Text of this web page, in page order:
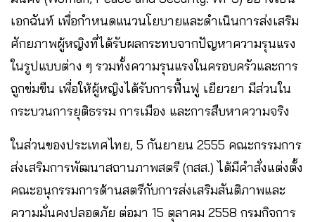
เอกฉันท์ เพื่อกำหนดแนวนโยบายและดำเนินการส่งเสริม
ศักยภาพผู้หญิงที่ได้รับผลกระทบจากปัญหาความรุนแรง
ในรูปแบบต่าง ๆ รวมทั้งความรุนแรงในครอบครัวและการ
ถูกข่มขืน เพื่อให้ผู้หญิงได้รับการฟื้นฟู เยียวยา มีส่วนใน
กระบวนการยุติธรรม การเมือง และการสืบหาความจริง
ในส่วนของประเทศไทย, 5 กันยายน 2555 คณะกรรมการ
ส่งเสริมการพัฒนาสถานภาพสตรี (กสส.) ได้มีคำสั่งแต่งตั้ง
คณะอนุกรรมการด้านสตรีกับการส่งเสริมสันติภาพและ
ความมั่นคงปลอดภัย ต่อมา 15 ตุลาคม 2558 กรมกิจการ